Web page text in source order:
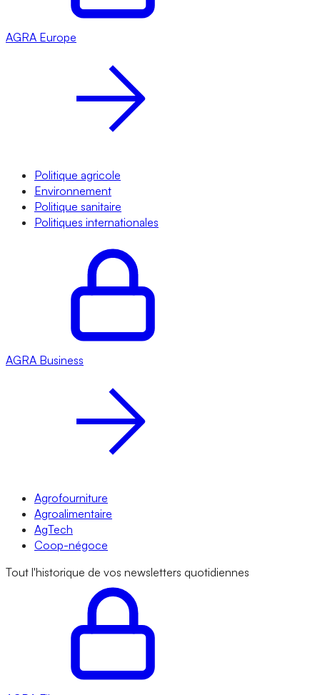
AGRA Europe
Politique agricole
Environnement
Politique sanitaire
Politiques internationales
AGRA Business
Agrofourniture
Agroalimentaire
AgTech
Coop-négoce
Tout l'historique de vos newsletters quotidiennes